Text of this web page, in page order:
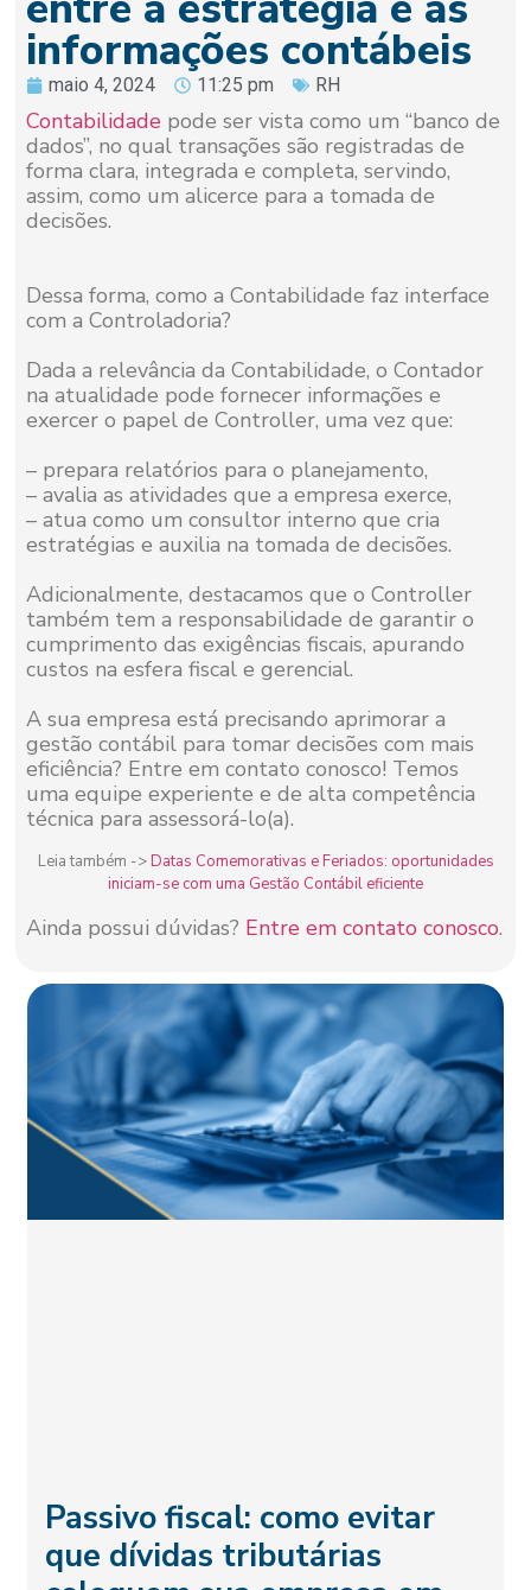
informações contábeis
maio 4, 2024 11:25 pm RH
Contabilidadepode ser vista como um “banco de
dados”, no qual transações são registradas de
forma clara, integrada e completa, servindo,
assim, como um alicerce para a tomada de
decisões.
Dessa forma, como a Contabilidade faz interface
com a Controladoria?
Dada a relevância da Contabilidade, o Contador
na atualidade pode fornecer informações e
exercer o papel de Controller, uma vez que:
– prepara relatórios para o planejamento,
– avalia as atividades que a empresa exerce,
– atua como um consultor interno que cria
estratégias e auxilia na tomada de decisões.
Adicionalmente, destacamos que o Controller
também tem a responsabilidade de garantir o
cumprimento das exigências fiscais, apurando
custos na esfera fiscal e gerencial.
A sua empresa está precisando aprimorar a
gestão contábil para tomar decisões com mais
eficiência? Entre em contato conosco! Temos
uma equipe experiente e de alta competência
técnica para assessorá-lo(a).
Leia também ->Datas Comemorativas e Feriados: oportunidades
iniciam-se com uma Gestão Contábil eficiente
Ainda possui dúvidas? Entre em contato conosco.
Passivo fiscal: como evitar
que dívidas tributárias